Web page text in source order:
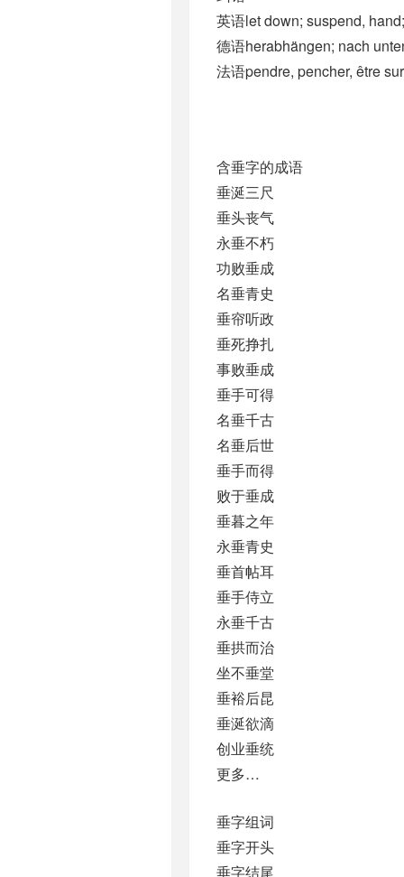
英语let down; suspend,
德语herabhängen; nach
法语pendre, pencher, être
含垂字的成语
垂涎三尺
垂头丧气
永垂不朽
功败垂成
名垂青史
垂帘听政
垂死挣扎
事败垂成
垂手可得
名垂千古
名垂后世
垂手而得
败于垂成
垂暮之年
永垂青史
垂首帖耳
垂手侍立
永垂千古
垂拱而治
坐不垂堂
垂裕后昆
垂涎欲滴
创业垂统
更多…
垂字组词
垂字开头
垂字结尾